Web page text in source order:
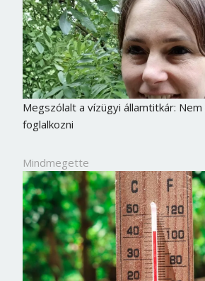
Megszólalt a vízügyi államtitkár:
foglalkozni
Mindmegette